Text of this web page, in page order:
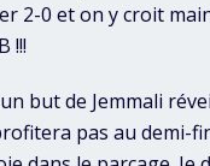
2-0 et on y croit
!!!
but de Jemmali
pas au demi-